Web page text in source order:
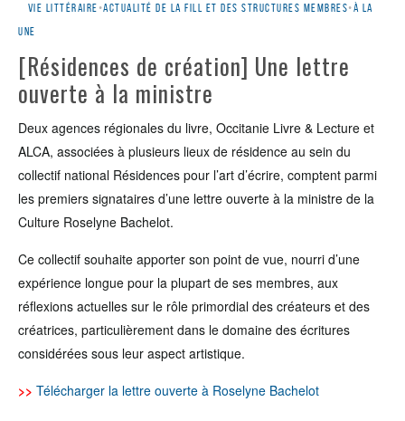
Vie littéraire •Actualité de la Fill et des structures membres•À la
une
[Résidences de création] Une lettre
ouverte à la ministre
Deux agences régionales du livre, Occitanie Livre & Lecture et
ALCA, associées à plusieurs lieux de résidence au sein du
collectif national Résidences pour l’art d’écrire, comptent parmi
les premiers signataires d’une lettre ouverte à la ministre de la
Culture Roselyne Bachelot.
Ce collectif souhaite apporter son point de vue, nourri d’une
expérience longue pour la plupart de ses membres, aux
réflexions actuelles sur le rôle primordial des créateurs et des
créatrices, particulièrement dans le domaine des écritures
considérées sous leur aspect artistique.
>> Télécharger la lettre ouverte à Roselyne Bachelot